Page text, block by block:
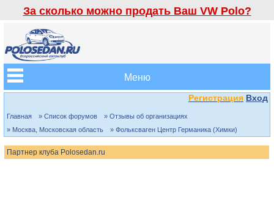
За сколько можно продать Ваш VW Polo?
Меню
Регистрация Вход
Главная » Список форумов
» Отзывы об организациях
» Москва, Московская область
» Фольксваген Центр Германика (Химки)
Партнер клуба Polosedan.ru